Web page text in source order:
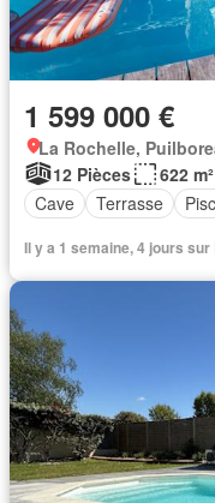
1 599 000 €
La Rochelle,
12 Pièces
622 m²
Cave
Terrasse
Il y a 1 semaine, 4 jours sur